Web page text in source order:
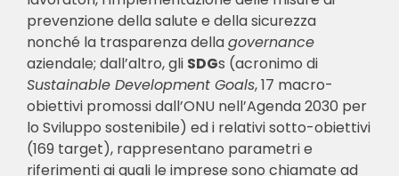
prevenzione della salute e della sicurezza
nonché la trasparenza dellagovernance
aziendale; dall’altro, gli SDGs (acronimo di
Sustainable Development Goals, 17 macro-
obiettivi promossi dall’ONU nell’Agenda 2030 per
lo Sviluppo sostenibile) ed i relativi sotto-obiettivi
(169 target), rappresentano parametri e
riferimenti ai quali le imprese sono chiamate ad